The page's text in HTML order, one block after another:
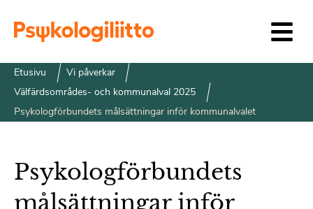
Etusivu
Vi påverkar
Välfärdsområdes- och kommunalval 2025
Psykologförbundets målsättningar inför kommunalvalet
Psykologförbundets
målsättningar inför